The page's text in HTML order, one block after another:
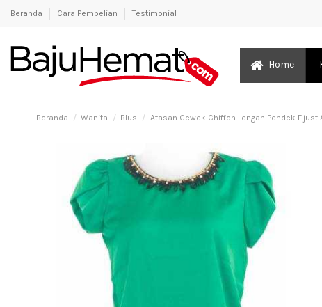
Beranda Cara Pembelian Testimonial
Home
Beranda Wanita Blus Atasan Cewek Chiffon Lengan Pendek E'just